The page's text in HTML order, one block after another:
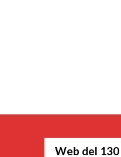
Web del